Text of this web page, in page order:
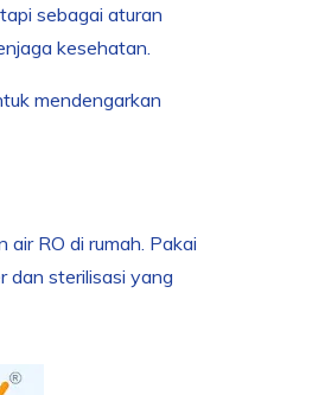
sebagai aturan
kesehatan.
mendengarkan
RO di rumah. Pakai
dan sterilisasi yang